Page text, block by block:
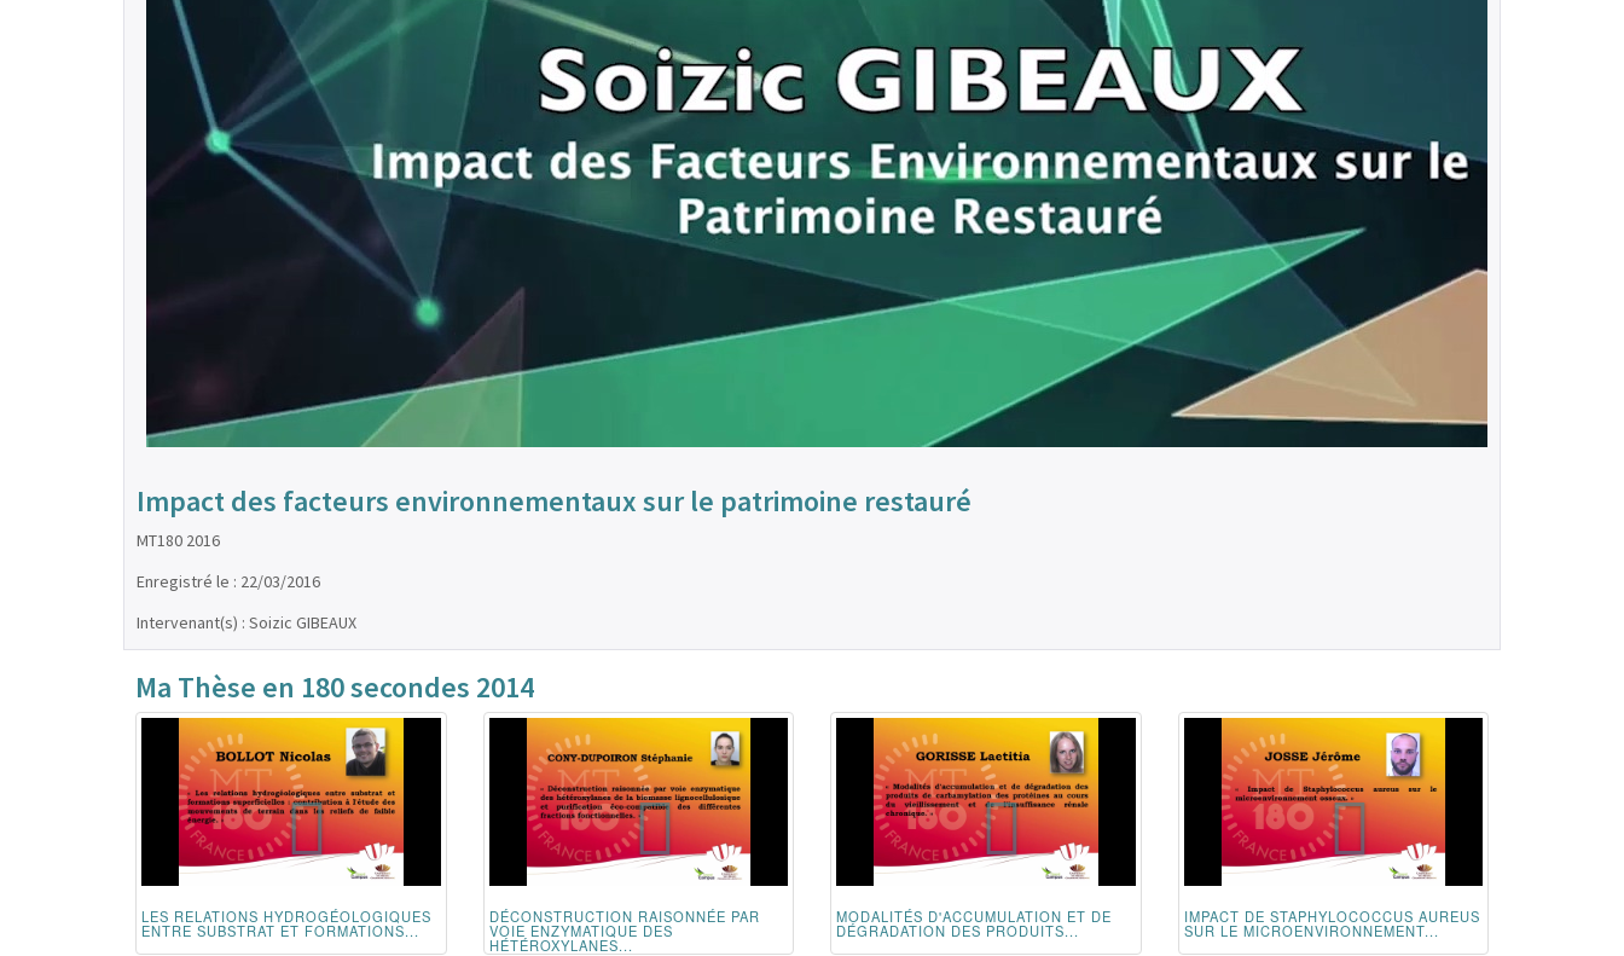
Impact des facteurs environnementaux sur le patrimoine restauré
MT180 2016
Enregistré le : 22/03/2016
Intervenant(s) : Soizic GIBEAUX
Ma Thèse en 180 secondes 2014
LES RELATIONS HYDROGÉOLOGIQUES
ENTRE SUBSTRAT ET FORMATIONS...
DÉCONSTRUCTION RAISONNÉE PAR
VOIE ENZYMATIQUE DES
HÉTÉROXYLANES...
MODALITÉS D'ACCUMULATION ET DE
DÉGRADATION DES PRODUITS...
IMPACT DE STAPHYLOCOCCUS AUREUS
SUR LE MICROENVIRONNEMENT...